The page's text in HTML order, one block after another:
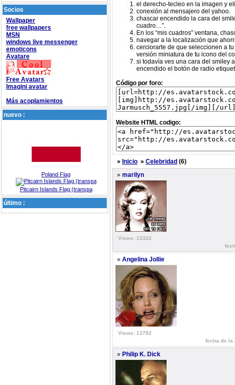
Socios
Wallpaper
free wallpapers
MSN
windows live messenger
emoticons
Avatare
Free Avatars
Imagini avatar
Más acoplamientos
nuevo :
Poland Flag
Pitcairn Islands Flag (transpa
último :
el derecho-tecleo en la imagen y
conexión al mensajero del yahoo.
chascar encendido la cara del
cuadro…”.
En los “mis cuadros” ventana,
navegar a la localización que
cerciorarte de que seleccionen a
versión miniatura de tu icono del
si todavía ves una cara del smiley
encendido el botón de radio
Código por foro:
Website HTML codigo:
» Inicio » Celebridad (6)
» marilyn
Views: 13322
» Angelina Jollie
Views: 13782
fecha de la
» Philip K. Dick